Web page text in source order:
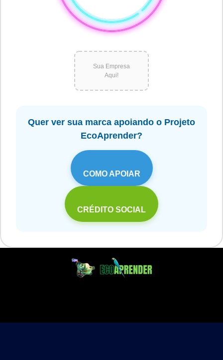
Sua Empresa
Aqui!
Quer ver sua marca apoiando o Projeto
EcoAprender?
COMO APOIAR
CRÉDITO SOCIAL